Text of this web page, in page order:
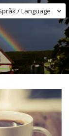
/ Language